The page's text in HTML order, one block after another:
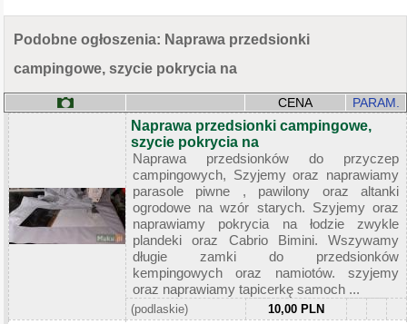
Podobne ogłoszenia: Naprawa przedsionki
campingowe, szycie pokrycia na
CENA PARAM.
Naprawa przedsionki campingowe,
szycie pokrycia na
Naprawa przedsionków do przyczep
campingowych, Szyjemy oraz naprawiamy
parasole piwne , pawilony oraz altanki
ogrodowe na wzór starych. Szyjemy oraz
naprawiamy pokrycia na łodzie zwykle
plandeki oraz Cabrio Bimini. Wszywamy
długie zamki do przedsionków
kempingowych oraz namiotów. szyjemy
oraz naprawiamy tapicerkę samoch ...
(podlaskie) 10,00 PLN